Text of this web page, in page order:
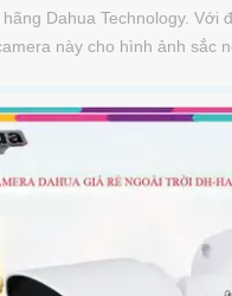
Dahua Technology. Với
này cho hình ảnh sắc